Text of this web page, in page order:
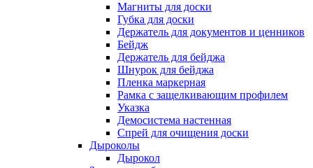
Магниты для доски
Губка для доски
Держатель для документов и ценников
Бейдж
Держатель для бейджа
Шнурок для бейджа
Пленка маркерная
Рамка с защелкивающим профилем
Указка
Демосистема настенная
Спрей для очищения доски
Дыроколы
Дырокол